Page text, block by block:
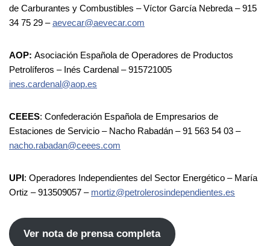
de Carburantes y Combustibles – Víctor García Nebreda – 915
34 75 29 –aevecar@aevecar.com
AOP: Asociación Española de Operadores de Productos
Petrolíferos – Inés Cardenal – 915721005
ines.cardenal@aop.es
CEEES: Confederación Española de Empresarios de
Estaciones de Servicio – Nacho Rabadán – 91 563 54 03 –
nacho.rabadan@ceees.com
UPI: Operadores Independientes del Sector Energético – María
Ortiz – 913509057 – mortiz@petrolerosindependientes.es
Ver nota de prensa completa